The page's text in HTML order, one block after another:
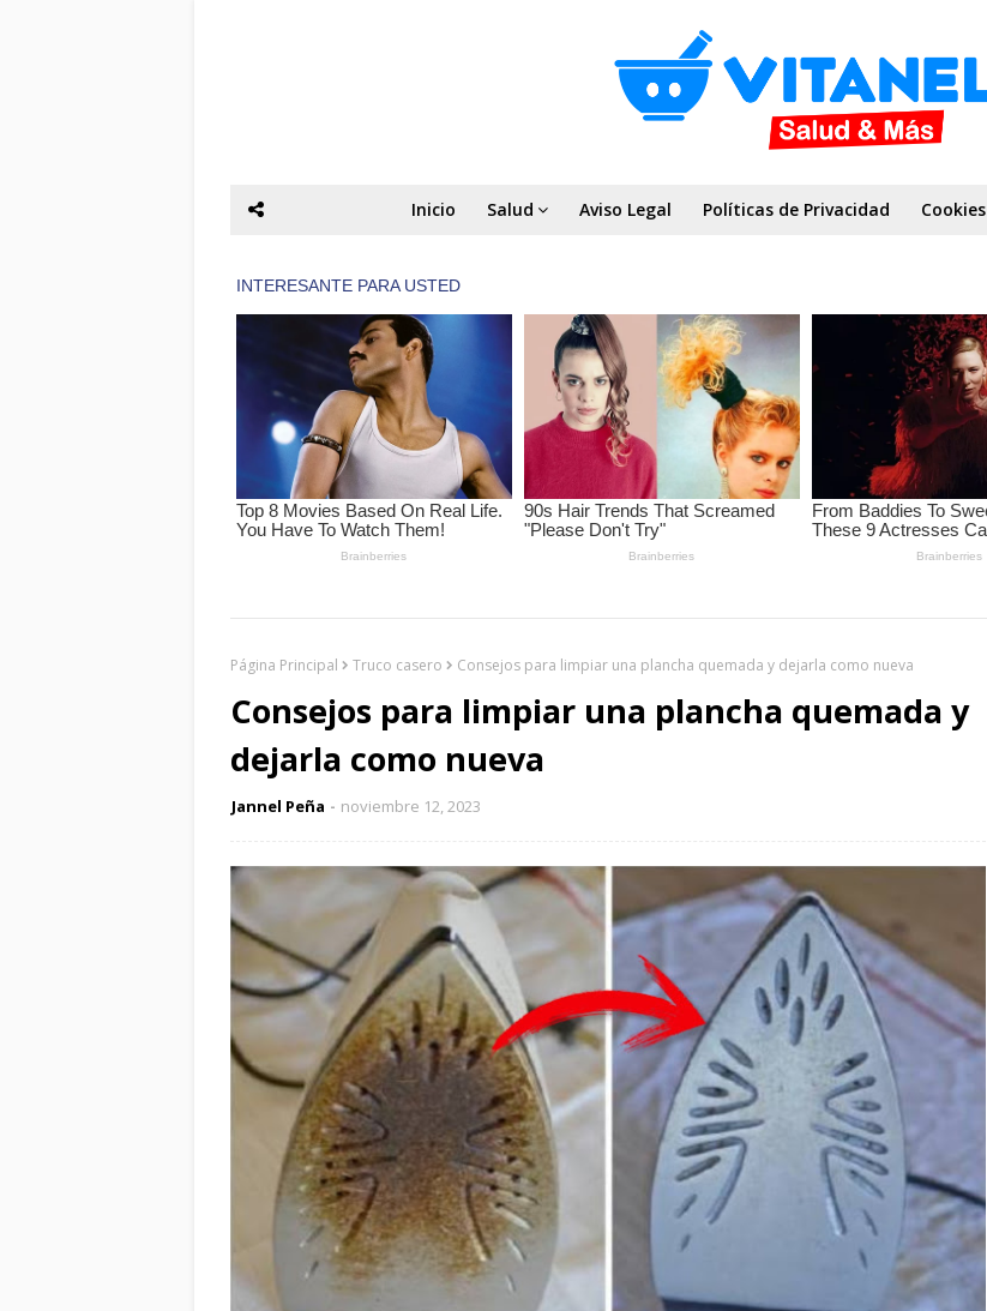
Inicio Salud Aviso Legal Políticas de Privacidad Cookies
Página Principal Truco casero Consejos para limpiar una plancha quemada y dejarla como nueva
Consejos para limpiar una plancha quemada y
dejarla como nueva
Jannel Peña noviembre 12, 2023